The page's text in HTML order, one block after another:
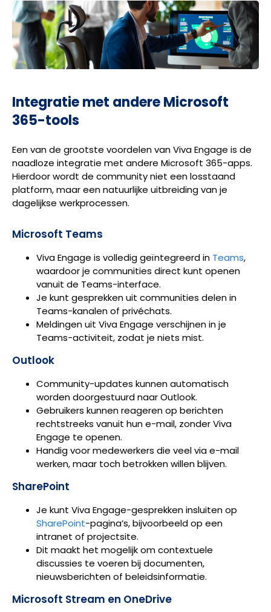
Integratie met andere Microsoft
365-tools
Een van de grootste voordelen van Viva Engage is de
naadloze integratie met andere Microsoft 365-apps.
Hierdoor wordt de community niet een losstaand
platform, maar een natuurlijke uitbreiding van je
dagelijkse werkprocessen.
Microsoft Teams
Viva Engage is volledig geïntegreerd in Teams,
waardoor je communities direct kunt openen
vanuit de Teams-interface.
Je kunt gesprekken uit communities delen in
Teams-kanalen of privéchats.
Meldingen uit Viva Engage verschijnen in je
Teams-activiteit, zodat je niets mist.
Outlook
Community-updates kunnen automatisch
worden doorgestuurd naar Outlook.
Gebruikers kunnen reageren op berichten
rechtstreeks vanuit hun e-mail, zonder Viva
Engage te openen.
Handig voor medewerkers die veel via e-mail
werken, maar toch betrokken willen blijven.
SharePoint
Je kunt Viva Engage-gesprekken insluiten op
SharePoint-pagina’s, bijvoorbeeld op een
intranet of projectsite.
Dit maakt het mogelijk om contextuele
discussies te voeren bij documenten,
nieuwsberichten of beleidsinformatie.
Microsoft Stream en OneDrive